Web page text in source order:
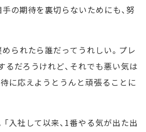
の期待を裏切らないためにも、努
られたら誰だってうれしい。プレ
るだろうけれど、それでも悪い気は
待に応えようとうんと頑張ることに
入社して以来、1番やる気が出た出